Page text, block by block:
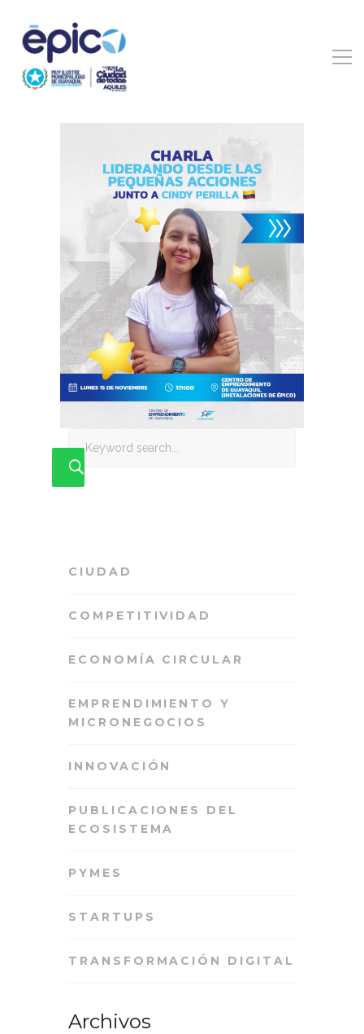
CIUDAD
COMPETITIVIDAD
ECONOMÍA CIRCULAR
EMPRENDIMIENTO Y
MICRONEGOCIOS
INNOVACIÓN
PUBLICACIONES DEL
ECOSISTEMA
PYMES
STARTUPS
TRANSFORMACIÓN DIGITAL
Archivos